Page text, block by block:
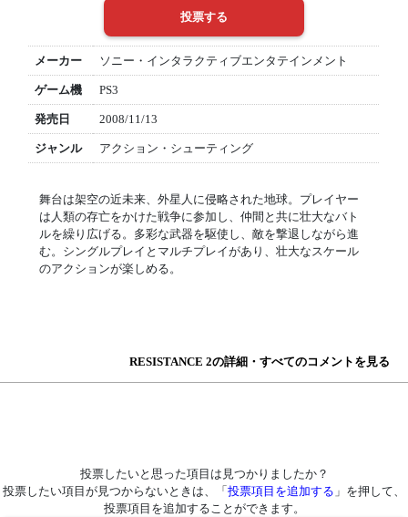
メーカー ソニー・インタラクティブエンタテインメント
ゲーム機 PS3
発売日 2008/11/13
ジャンル アクション・シューティング
舞台は架空の近未来、外星人に侵略された地球。プレイヤー
は人類の存亡をかけた戦争に参加し、仲間と共に壮大なバト
ルを繰り広げる。多彩な武器を駆使し、敵を撃退しながら進
む。シングルプレイとマルチプレイがあり、壮大なスケール
のアクションが楽しめる。
RESISTANCE 2の詳細・すべてのコメントを見る
投票したいと思った項目は見つかりましたか？
投票したい項目が見つからないときは、「 投票項目を追加する 」を押して、
投票項目を追加することができます。